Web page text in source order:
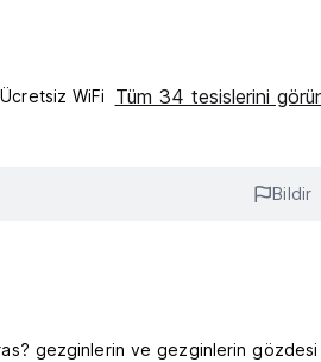
Ücretsiz WiFi Tüm 34 tesislerini
Bildir
gezginlerin ve gezginlerin gözdesi